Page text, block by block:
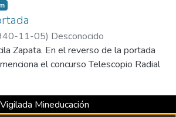
11-05) Desconocido
Zapata. En el reverso de la portada
el concurso Telescopio Radial
Vigilada Mineducación